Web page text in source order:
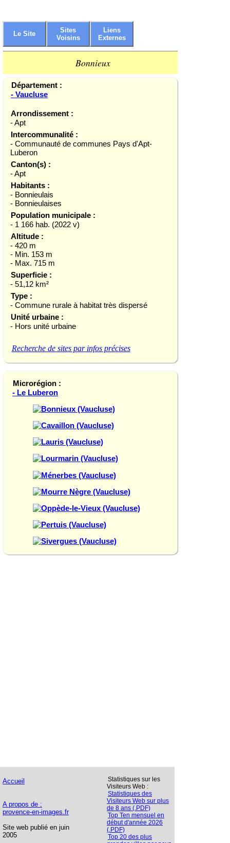
Le Site
Sites
Voisins
Liens
Externes
Bonnieux
Département :
- Vaucluse
Arrondissement :
- Apt
Intercommunalité :
- Communauté de communes Pays d'Apt-
Luberon
Canton(s) :
- Apt
Habitants :
- Bonnieulais
- Bonnieulaises
Population municipale :
- 1 166 hab. (2022 v)
Altitude :
- 420 m
- Min. 153 m
- Max. 715 m
Superficie :
- 51,12 km²
Type :
- Commune rurale à habitat très dispersé
Unité urbaine :
- Hors unité urbaine
Recherche de sites par infos précises
Microrégion :
- Le Luberon
Accueil
A propos de :
provence-en-images.fr
Site web publié en juin
2005
Statistiques sur les
Visiteurs Web :
Statistiques des
Visiteurs Web sur plus
de 8 ans (.PDF)
Top Ten mensuel en
début d'année 2026
(.PDF)
Top 20 des plus